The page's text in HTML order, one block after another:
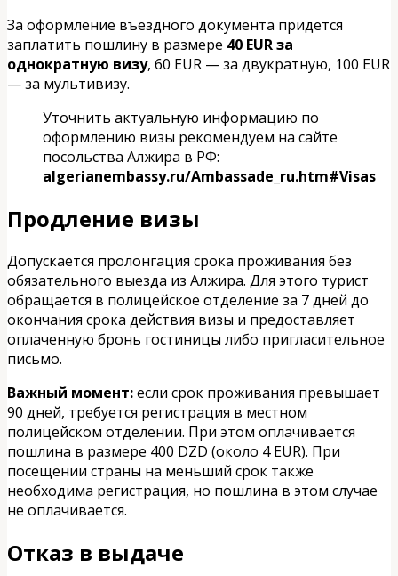
За оформление въездного документа придется
заплатить пошлину в размере 40 EUR за
однократную визу, 60 EUR — за двукратную, 100 EUR
— за мультивизу.
Уточнить актуальную информацию по
оформлению визы рекомендуем на сайте
посольства Алжира в РФ:
algerianembassy.ru/Ambassade_ru.htm#Visas
Продление визы
Допускается пролонгация срока проживания без
обязательного выезда из Алжира. Для этого турист
обращается в полицейское отделение за 7 дней до
окончания срока действия визы и предоставляет
оплаченную бронь гостиницы либо пригласительное
письмо.
Важный момент:если срок проживания превышает
90 дней, требуется регистрация в местном
полицейском отделении. При этом оплачивается
пошлина в размере 400 DZD (около 4 EUR). При
посещении страны на меньший срок также
необходима регистрация, но пошлина в этом случае
не оплачивается.
Отказ в выдаче